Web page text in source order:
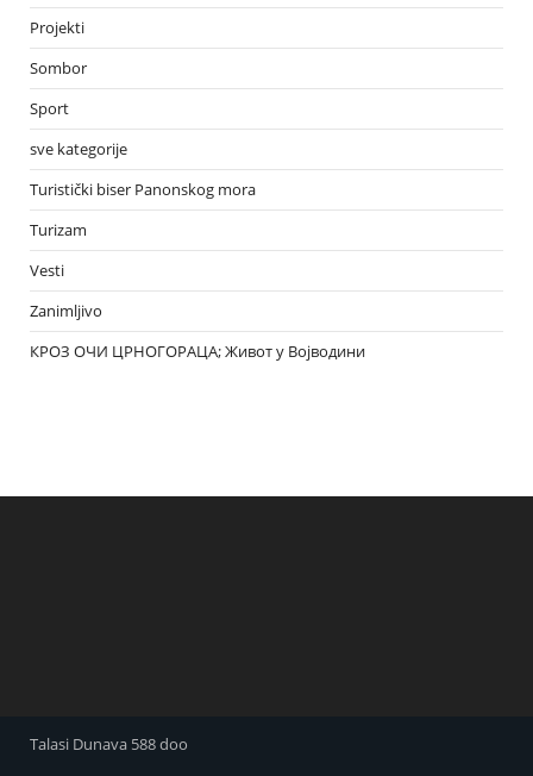
Projekti
Sombor
Sport
sve kategorije
Turistički biser Panonskog mora
Turizam
Vesti
Zanimljivo
КРОЗ ОЧИ ЦРНОГОРАЦА; Живот у Војводини
Talasi Dunava 588 doo